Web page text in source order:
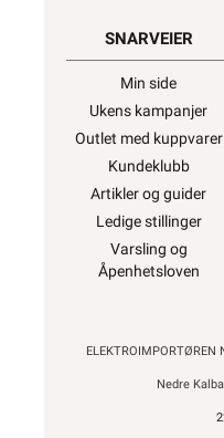
SNARVEIER
Min side
Ukens kampanjer
Outlet med kuppvarer
Kundeklubb
Artikler og guider
Ledige stillinger
Varsling og
Åpenhetsloven
ELEKTROIMPORTØREN
Nedre